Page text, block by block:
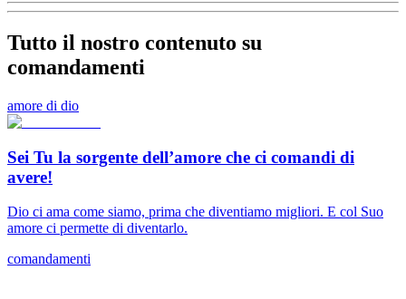
Tutto il nostro contenuto su
comandamenti
amore di dio
Sei Tu la sorgente dell’amore che ci comandi di
avere!
Dio ci ama come siamo, prima che diventiamo migliori. E col Suo
amore ci permette di diventarlo.
comandamenti